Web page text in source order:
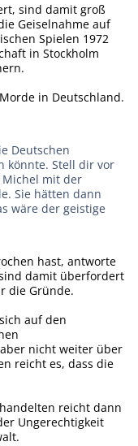
sind damit groß
Geiselnahme auf
Spielen 1972
in Stockholm
in Deutschland.
Deutschen
könnte. Stell dir vor
Michel mit der
Sie hätten dann
wäre der geistige
hast, antworte
damit überfordert
die Gründe.
auf den
nicht weiter über
reicht es, dass die
reicht dann
Ungerechtigkeit